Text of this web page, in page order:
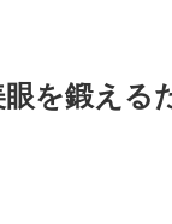
を鍛える